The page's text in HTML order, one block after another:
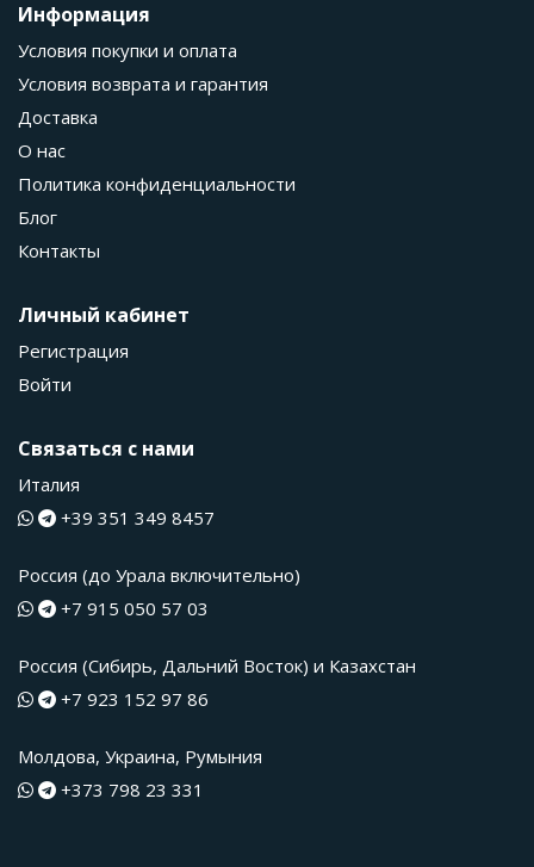
Информация
Условия покупки и оплата
Условия возврата и гарантия
Доставка
О нас
Политика конфиденциальности
Блог
Контакты
Личный кабинет
Регистрация
Войти
Связаться с нами
Италия
+39 351 349 8457
Россия (до Урала включительно)
+7 915 050 57 03
Россия (Сибирь, Дальний Восток) и Казахстан
+7 923 152 97 86
Молдова, Украина, Румыния
+373 798 23 331